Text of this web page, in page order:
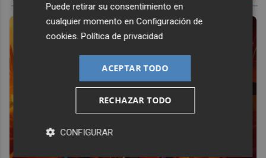
Puede retirar su consentimiento en
cualquier momento enConfiguración de
cookies .Política de privacidad
ACEPTAR TODO
RECHAZAR TODO
CONFIGURAR